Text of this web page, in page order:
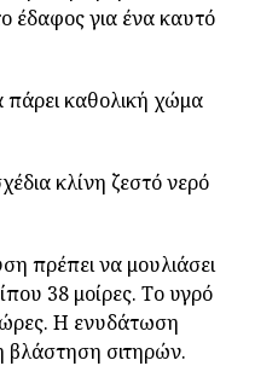
έδαφος για ένα καυτό
πάρει καθολική χώμα
κλίνη ζεστό νερό
πρέπει να μουλιάσει
38 μοίρες. Το υγρό
ώρες. Η ενυδάτωση
βλάστηση σιτηρών.